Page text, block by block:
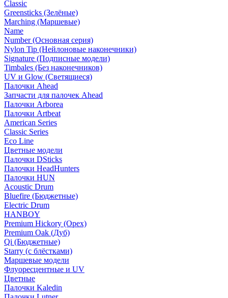
Classic
Greensticks (Зелёные)
Marching (Маршевые)
Name
Number (Основная серия)
Nylon Tip (Нейлоновые наконечники)
Signature (Подписные модели)
Timbales (Без наконечников)
UV и Glow (Светящиеся)
Палочки Ahead
Запчасти для палочек Ahead
Палочки Arborea
Палочки Artbeat
American Series
Classic Series
Eco Line
Цветные модели
Палочки DSticks
Палочки HeadHunters
Палочки HUN
Acoustic Drum
Bluefire (Бюджетные)
Electric Drum
HANBOY
Premium Hickory (Орех)
Premium Oak (Дуб)
Qi (Бюджетные)
Starry (с блёстками)
Маршевые модели
Флуоресцентные и UV
Цветные
Палочки Kaledin